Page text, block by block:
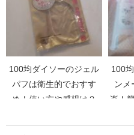
100均ダイソーのジェル
パフは衛生的でおすす
め！使い方や感想は？
100
ンメ
楽！